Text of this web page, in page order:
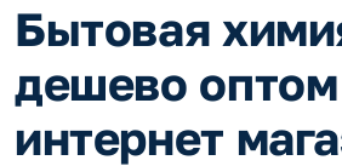
Бытовая
дешево
интернет